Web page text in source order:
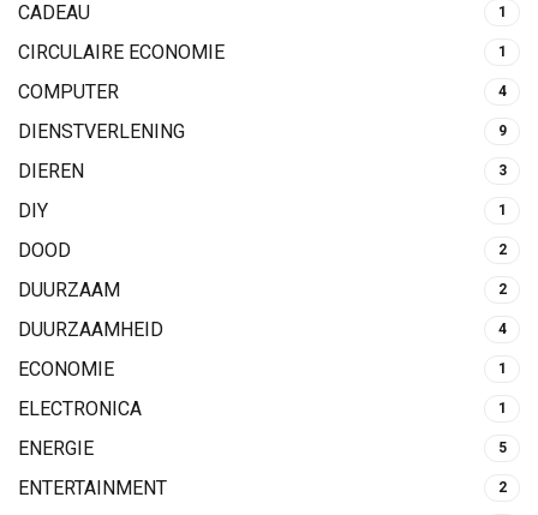
CADEAU 1
CIRCULAIRE ECONOMIE 1
COMPUTER 4
DIENSTVERLENING 9
DIEREN 3
DIY 1
DOOD 2
DUURZAAM 2
DUURZAAMHEID 4
ECONOMIE 1
ELECTRONICA 1
ENERGIE 5
ENTERTAINMENT 2